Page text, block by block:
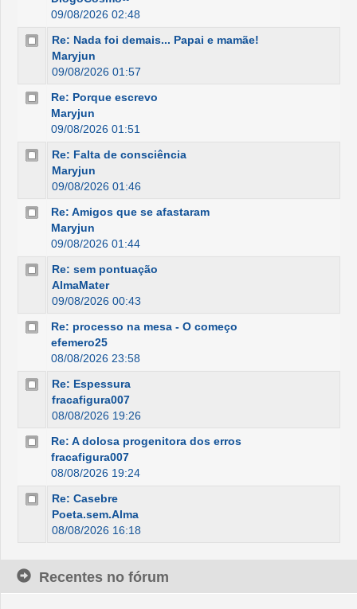
09/08/2026 02:48
Re: Nada foi demais... Papai e mamãe!
Maryjun
09/08/2026 01:57
Re: Porque escrevo
Maryjun
09/08/2026 01:51
Re: Falta de consciência
Maryjun
09/08/2026 01:46
Re: Amigos que se afastaram
Maryjun
09/08/2026 01:44
Re: sem pontuação
AlmaMater
09/08/2026 00:43
Re: processo na mesa - O começo
efemero25
08/08/2026 23:58
Re: Espessura
fracafigura007
08/08/2026 19:26
Re: A dolosa progenitora dos erros
fracafigura007
08/08/2026 19:24
Re: Casebre
Poeta.sem.Alma
08/08/2026 16:18
Recentes no fórum